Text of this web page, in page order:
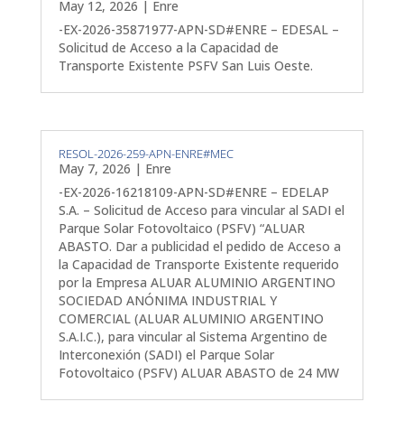
May 12, 2026 | Enre
-EX-2026-35871977-APN-SD#ENRE – EDESAL –
Solicitud de Acceso a la Capacidad de
Transporte Existente PSFV San Luis Oeste.
RESOL-2026-259-APN-ENRE#MEC
May 7, 2026 | Enre
-EX-2026-16218109-APN-SD#ENRE – EDELAP
S.A. – Solicitud de Acceso para vincular al SADI el
Parque Solar Fotovoltaico (PSFV) “ALUAR
ABASTO. Dar a publicidad el pedido de Acceso a
la Capacidad de Transporte Existente requerido
por la Empresa ALUAR ALUMINIO ARGENTINO
SOCIEDAD ANÓNIMA INDUSTRIAL Y
COMERCIAL (ALUAR ALUMINIO ARGENTINO
S.A.I.C.), para vincular al Sistema Argentino de
Interconexión (SADI) el Parque Solar
Fotovoltaico (PSFV) ALUAR ABASTO de 24 MW